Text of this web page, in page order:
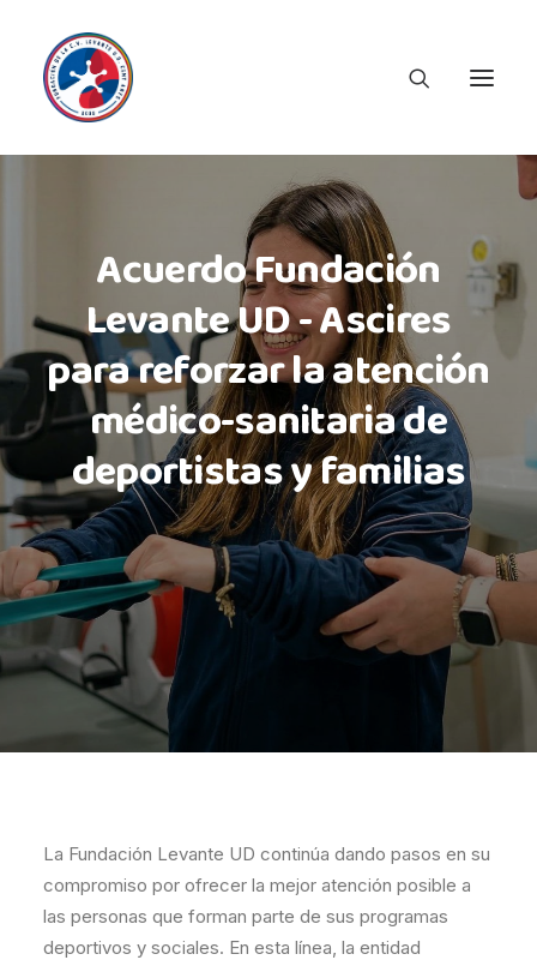
Acuerdo Fundación
Levante UD - Ascires
para reforzar la atención
médico-sanitaria de
deportistas y familias
La Fundación Levante UD continúa dando pasos en su
compromiso por ofrecer la mejor atención posible a
las personas que forman parte de sus programas
deportivos y sociales. En esta línea, la entidad